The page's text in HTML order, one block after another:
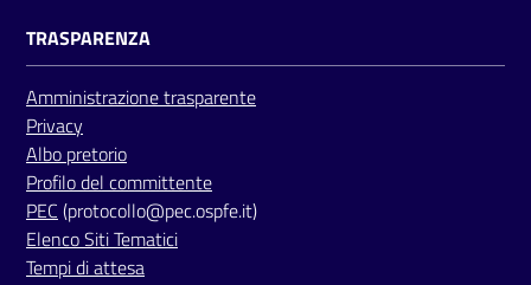
P
a
r
i
t
à
d
i
g
TRASPARENZA
Amministrazione trasparente
Privacy
Albo pretorio
Profilo del committente
PEC (protocollo@pec.ospfe.it)
Elenco Siti Tematici
Tempi di attesa